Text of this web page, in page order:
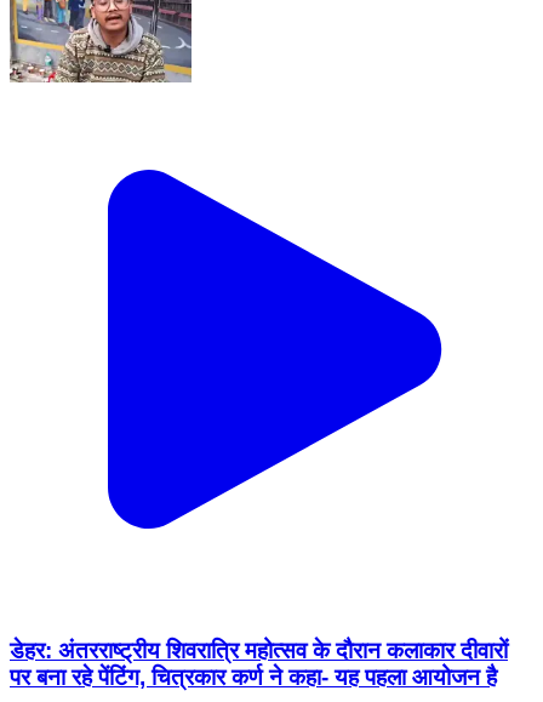
डेहर: अंतरराष्ट्रीय शिवरात्रि महोत्सव के दौरान कलाकार दीवारों
पर बना रहे पेंटिंग, चित्रकार कर्ण ने कहा- यह पहला आयोजन है